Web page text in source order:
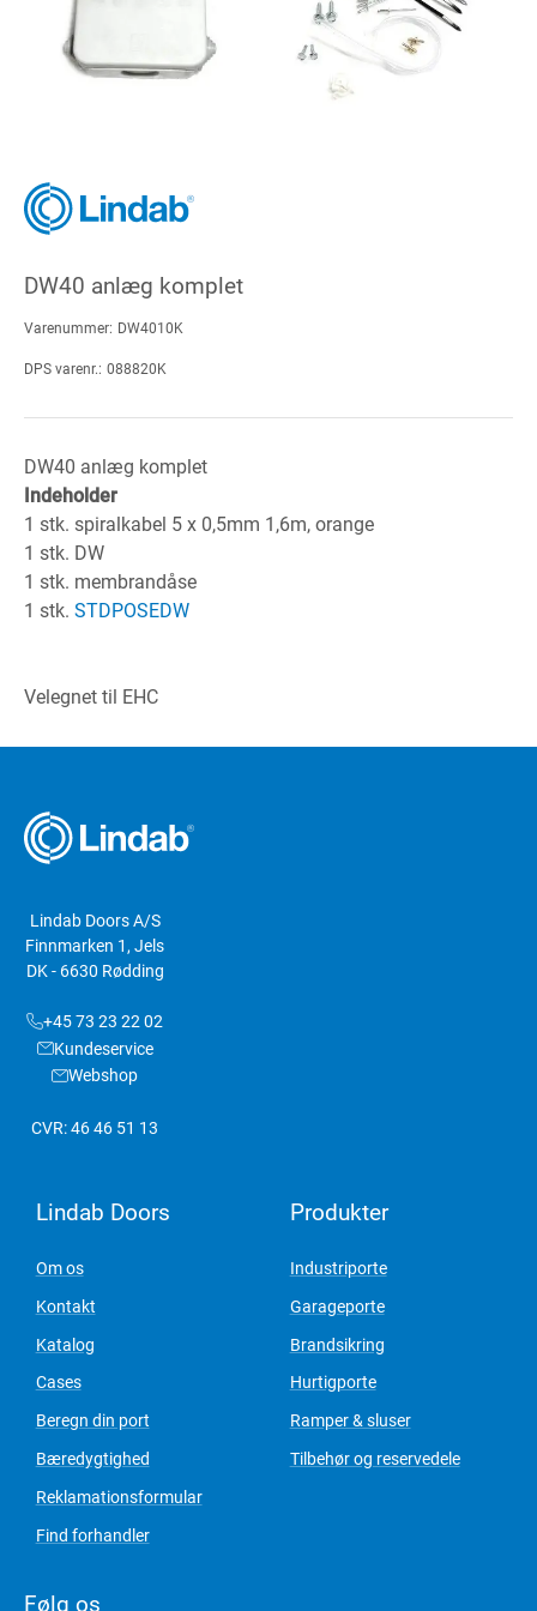
DW40 anlæg komplet
Varenummer: DW4010K
DPS varenr.: 088820K
DW40 anlæg komplet
Indeholder
1 stk. spiralkabel 5 x 0,5mm 1,6m, orange
1 stk. DW
1 stk. membrandåse
1 stk. STDPOSEDW
Velegnet til EHC
Lindab Doors A/S
Finnmarken 1, Jels
DK - 6630 Rødding
+45 73 23 22 02
Kundeservice
Webshop
CVR: 46 46 51 13
Lindab Doors
Om os
Kontakt
Katalog
Cases
Beregn din port
Bæredygtighed
Reklamationsformular
Find forhandler
Produkter
Industriporte
Garageporte
Brandsikring
Hurtigporte
Ramper & sluser
Tilbehør og reservedele
Følg os